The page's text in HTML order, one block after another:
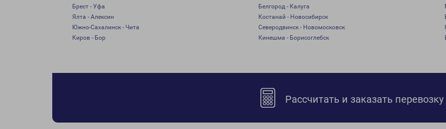
Брест - Уфа
Белгород - Калуга
Ялта - Алексин
Костанай - Новосибирск
Южно-Сахалинск - Чита
Северодвинск - Новомосковск
Киров - Бор
Кинешма - Борисоглебск
Рассчитать и заказать перевозку